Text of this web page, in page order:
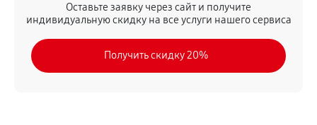
Оставьте заявку через сайт и получите
индивидуальную скидку на все услуги нашего сервиса
Получить скидку 20%